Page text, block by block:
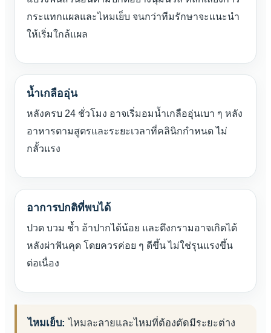
กระแทกแผลและไหมเย็บ จนกว่าทีมรักษาจะแนะนำ
ให้เริ่มใกล้แผล
น้ำเกลืออุ่น
หลังครบ 24 ชั่วโมง อาจเริ่มอมน้ำเกลืออุ่นเบา ๆ หลัง
อาหารตามสูตรและระยะเวลาที่คลินิกกำหนด ไม่
กลั้วแรง
อาการปกติที่พบได้
ปวด บวม ช้ำ อ้าปากได้น้อย และตึงกรามอาจเกิดได้
หลังผ่าฟันคุด โดยควรค่อย ๆ ดีขึ้น ไม่ใช่รุนแรงขึ้น
ต่อเนื่อง
ไหมเย็บ: ไหมละลายและไหมที่ต้องตัดมีระยะต่าง